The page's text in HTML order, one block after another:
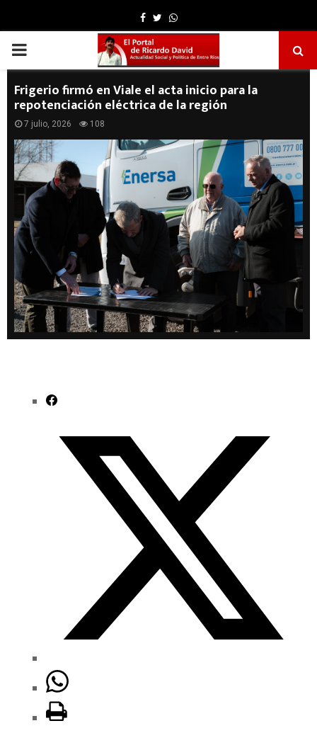
Facebook
TwitterWhatsapp
PRIMARY
MENU
Frigerio firmó en Viale el acta inicio para la
repotenciación eléctrica de la región
7 julio, 2026 108